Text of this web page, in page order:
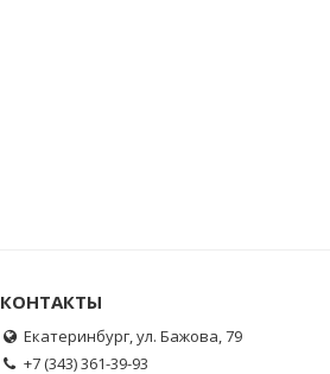
КОНТАКТЫ
Екатеринбург, ул. Бажова, 79
+7 (343) 361-39-93